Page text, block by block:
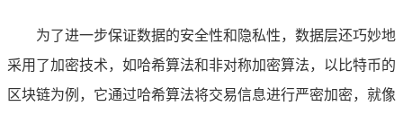
为了进一步保证数据的安全性和隐私性，数据层还巧妙地
采用了加密技术，如哈希算法和非对称加密算法，以比特币的
区块链为例，它通过哈希算法将交易信息进行严密加密，就像